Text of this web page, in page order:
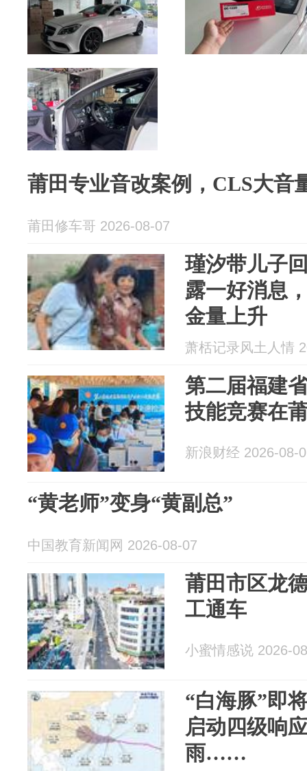
莆田专业音改案例，CLS大音
莆田修车哥 2026-08-07
瑾汐带儿子
露一好消息
金量上升
萧栝记录风土人情
第二届福建
技能竞赛在
新浪财经 2026-08-
“黄老师”变身“黄副总”
中国教育新闻网 2026-08-07
莆田市区龙
工通车
小蜜情感说 2026-
“白海豚”即
启动四级响
雨……